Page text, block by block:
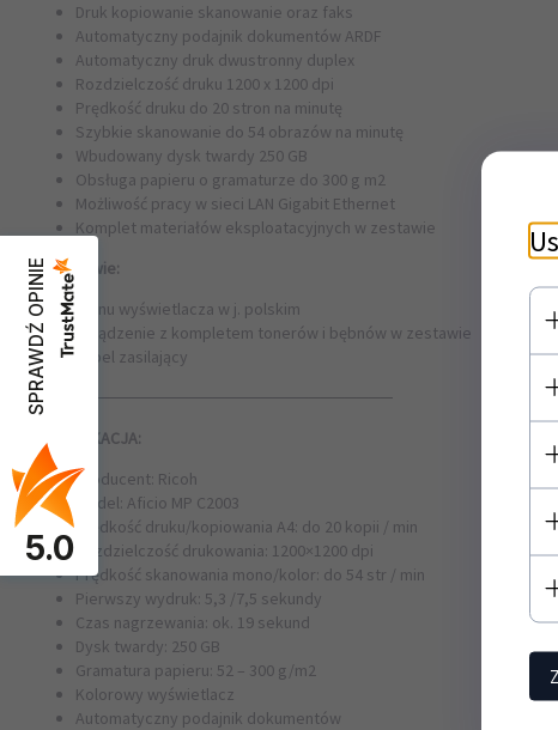
Druk kopiowanie skanowanie oraz faks
Automatyczny podajnik dokumentów ARDF
Automatyczny druk dwustronny duplex
Rozdzielczość druku 1200 x 1200 dpi
Prędkość druku do 20 stron na minutę
Szybkie skanowanie do 54 obrazów na minutę
Wbudowany dysk twardy 250 GB
Obsługa papieru o gramaturze do 300 g m2
Możliwość pracy w sieci LAN Gigabit Ethernet
Komplet materiałów eksploatacyjnych w zestawie
W zestawie:
menu wyświetlacza w j. polskim
urządzenie z kompletem tonerów i bębnów w zestawie
kabel zasilający
──────────────────────────────
SPECYFIKACJA:
Producent: Ricoh
Model: Aficio MP C2003
Prędkość druku/kopiowania A4: do 20 kopii / min
Rozdzielczość drukowania: 1200×1200 dpi
Prędkość skanowania mono/kolor: do 54 str / min
Pierwszy wydruk: 5,3 /7,5 sekundy
Czas nagrzewania: ok. 19 sekund
Dysk twardy: 250 GB
Gramatura papieru: 52 – 300 g/m2
Kolorowy wyświetlacz
Automatyczny podajnik dokumentów
SPRAWDŹ OPINIE
5.0